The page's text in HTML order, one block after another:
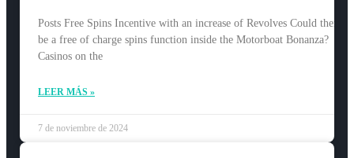
Posts Free Spins Incentive with an increase of Revolves Could there
be a free of charge spins function inside the Motorboat Bonanza?
Casinos on the
LEER MÁS »
7 de noviembre de 2024